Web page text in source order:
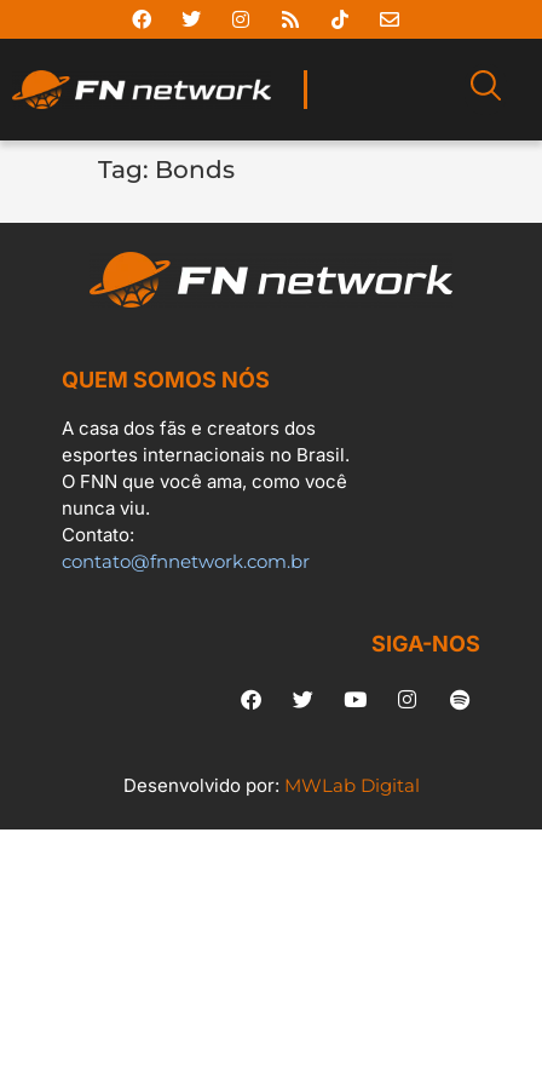
Tag: Bonds
QUEM SOMOS NÓS
A casa dos fãs e creators dos
esportes internacionais no Brasil.
O FNN que você ama, como você
nunca viu.
Contato:
contato@fnnetwork.com.br
SIGA-NOS
Desenvolvido por: MWLab Digital